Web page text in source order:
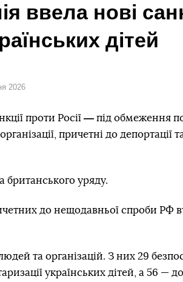
ввела нові
дітей
2026
проти Росії — під обмеження
причетні до депортації
британського уряду.
до нещодавньої спроби РФ
та організацій. З них 29
українських дітей, а 56 — до